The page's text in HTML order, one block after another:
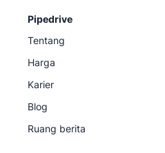
Pipedrive
Tentang
Harga
Karier
Blog
Ruang berita